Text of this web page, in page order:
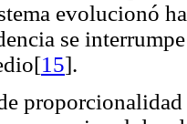
evolucionó
se
15].